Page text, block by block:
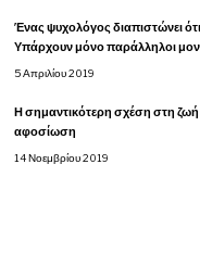
η
σ
η
ά
Ένας ψυχολόγος διαπιστώνει
Υπάρχουν μόνο παράλληλοι
5 Απριλίου 2019
Η σημαντικότερη σχέση στη ζωή
αφοσίωση
14 Νοεμβρίου 2019